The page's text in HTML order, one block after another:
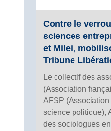
Contre le
sciences
et Milei,
Tribune
Le collectif des
(Association
AFSP (Association
science politique),
des sociologues